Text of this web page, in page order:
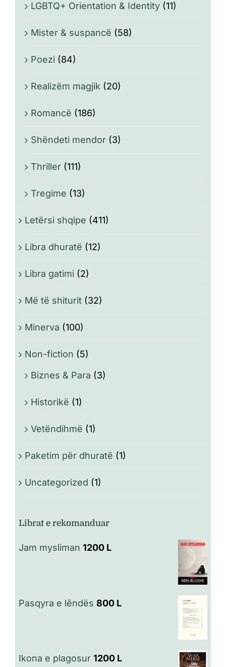
LGBTQ+ Orientation & Identity (11)
Mister & suspancë (58)
Poezi (84)
Realizëm magjik (20)
Romancë (186)
Shëndeti mendor (3)
Thriller (111)
Tregime (13)
Letërsi shqipe (411)
Libra dhuratë (12)
Libra gatimi (2)
Më të shiturit (32)
Minerva (100)
Non-fiction (5)
Biznes & Para (3)
Historikë (1)
Vetëndihmë (1)
Paketim për dhuratë (1)
Uncategorized (1)
Librat e rekomanduar
Jam mysliman 1200 L
Pasqyra e lëndës 800 L
Ikona e plagosur 1200 L